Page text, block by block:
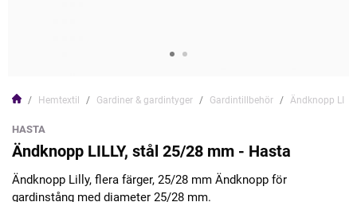
Hemtextil Gardiner & gardintyger Gardintillbehör Ändknopp
HASTA
Ändknopp LILLY, stål 25/28 mm - Hasta
Ändknopp Lilly, flera färger, 25/28 mm Ändknopp för
gardinstång med diameter 25/28 mm.